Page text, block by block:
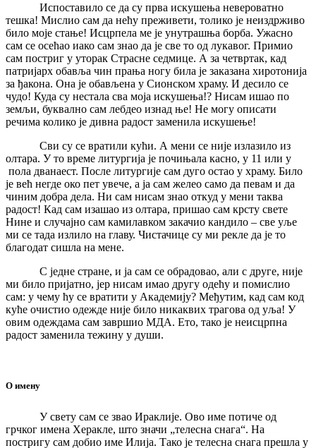
Испоставило се да су прва искушења невероватно
тешка! Мислио сам да нећу преживети, толико је неиздрживо
било моје стање! Исцрпела ме је унутрашња борба. Ужасно
сам се осећао иако сам знао да је све то од лукавог. Примио
сам постриг у уторак Страсне седмице. А за четвртак, кад
патријарх обавља чин прања ногу била је заказана хиротонија
за ђакона. Она је обављена у Сионском храму. И десило се
чудо! Куда су нестала сва моја искушења!? Нисам ишао по
земљи, буквално сам лебдео изнад ње! Не могу описати
речима колико је дивна радост заменила искушење!
Сви су се вратили кући. А мени се није излазило из
олтара. У то време литургија је почињала касно, у 11 или у
пола дванаест. После литургије сам дуго остао у храму. Било
је већ негде око пет увече, а ја сам желео само да певам и да
чиним добра дела. Ни сам нисам знао откуд у мени таква
радост! Кад сам изашао из олтара, пришао сам крсту свете
Нине и случајно сам камилавком закачио кандило – све уље
ми се тада излило на главу. Чистачице су ми рекле да је то
благодат сишла на мене.
С једне стране, и ја сам се обрадовао, али с друге, није
ми било пријатно, јер нисам имао другу одећу и помислио
сам: у чему ћу се вратити у Академију? Међутим, кад сам код
куће очистио одежде није било никаквих трагова од уља! У
овим одеждама сам завршио МДА. Ето, тако је неисцрпна
радост заменила тежину у души.
О имену
У свету сам се звао Ираклије. Ово име потиче од
грчког имена Херакле, што значи „телесна снага“. На
постригу сам добио име Илија. Тако је телесна снага прешла у